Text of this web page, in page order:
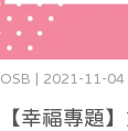
OSB | 2021-11-04
【幸福專題